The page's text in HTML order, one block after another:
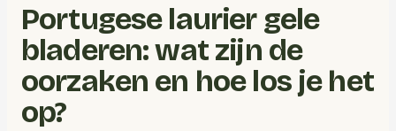
Blogs
Portugese laurier gele
bladeren: wat zijn de
oorzaken en hoe los je het
op?